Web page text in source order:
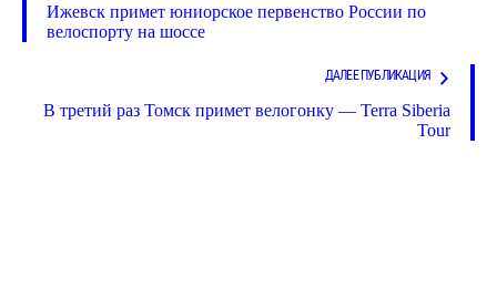
Ижевск примет юниорское первенство России по
велоспорту на шоссе
ДАЛЕЕ ПУБЛИКАЦИЯ
В третий раз Томск примет велогонку — Terra Siberia
Tour